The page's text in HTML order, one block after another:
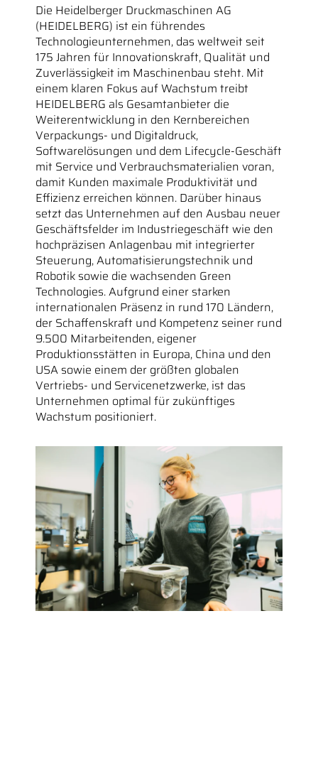
Die Heidelberger Druckmaschinen AG
(HEIDELBERG) ist ein führendes
Technologieunternehmen, das weltweit seit
175 Jahren für Innovationskraft, Qualität und
Zuverlässigkeit im Maschinenbau steht. Mit
einem klaren Fokus auf Wachstum treibt
HEIDELBERG als Gesamtanbieter die
Weiterentwicklung in den Kernbereichen
Verpackungs- und Digitaldruck,
Softwarelösungen und dem Lifecycle-Geschäft
mit Service und Verbrauchsmaterialien voran,
damit Kunden maximale Produktivität und
Effizienz erreichen können. Darüber hinaus
setzt das Unternehmen auf den Ausbau neuer
Geschäftsfelder im Industriegeschäft wie den
hochpräzisen Anlagenbau mit integrierter
Steuerung, Automatisierungstechnik und
Robotik sowie die wachsenden Green
Technologies. Aufgrund einer starken
internationalen Präsenz in rund 170 Ländern,
der Schaffenskraft und Kompetenz seiner rund
9.500 Mitarbeitenden, eigener
Produktionsstätten in Europa, China und den
USA sowie einem der größten globalen
Vertriebs- und Servicenetzwerke, ist das
Unternehmen optimal für zukünftiges
Wachstum positioniert.